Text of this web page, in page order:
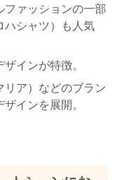
ファッションの一部
ハシャツ）も人気
インが特徴。
リア）などのブラン
インを展開。